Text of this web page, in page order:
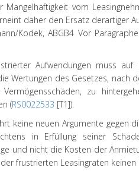
Mangelhaftigkeit vom
daher den Ersatz derartiger
Kodek, ABGB4 Vor
Aufwendungen muss
Wertungen des Gesetzes, nach
zu
(RS0022533 [T1]).
keine neuen Argumente gegen
in Erfüllung seiner
und nicht die Kosten der
frustrierten Leasingraten keinen